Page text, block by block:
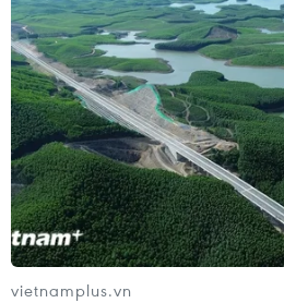
vietnamplus.vn